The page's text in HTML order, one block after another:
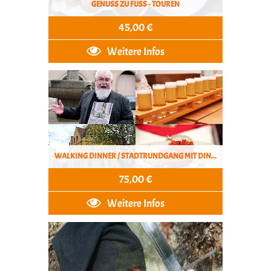
GENUSS ZU FUSS - TOUREN
45,00 €
Weitere Infos
WALKING DINNER / STADTRUNDGANG MIT DINNER & GENUSS
75,00 €
Weitere Infos